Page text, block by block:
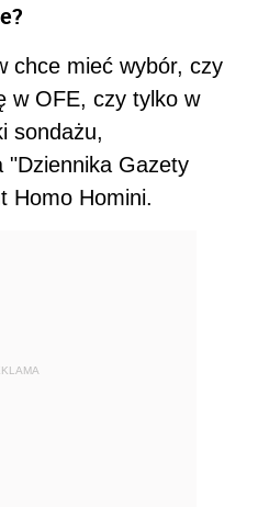
chce mieć wybór, czy
w OFE, czy tylko w
sondażu,
"Dziennika Gazety
Homo Homini.